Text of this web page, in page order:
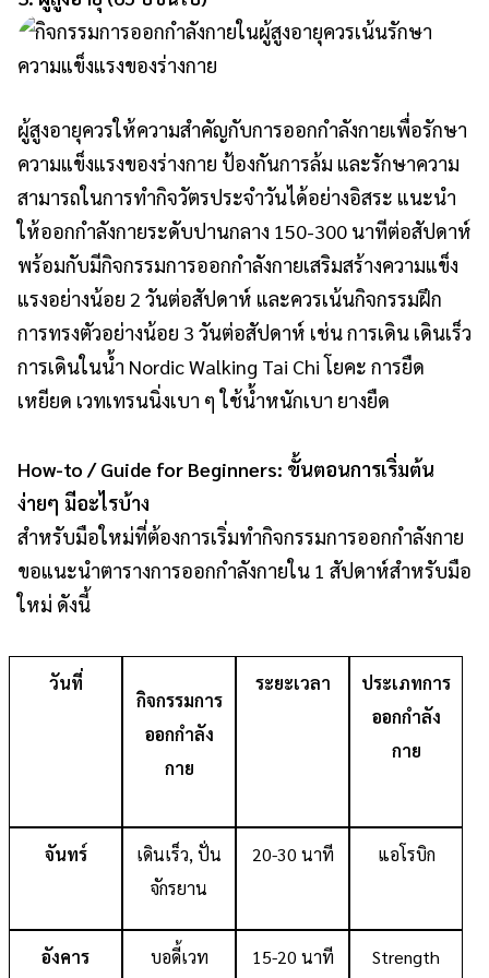
ผู้สูงอายุควรให้ความสำคัญกับการออกกำลังกายเพื่อรักษา
ความแข็งแรงของร่างกาย ป้องกันการล้ม และรักษาความ
สามารถในการทำกิจวัตรประจำวันได้อย่างอิสระ แนะนำ
ให้ออกกำลังกายระดับปานกลาง 150-300 นาทีต่อสัปดาห์
พร้อมกับมีกิจกรรมการออกกำลังกายเสริมสร้างความแข็ง
แรงอย่างน้อย 2 วันต่อสัปดาห์ และควรเน้นกิจกรรมฝึก
การทรงตัวอย่างน้อย 3 วันต่อสัปดาห์ เช่น การเดิน เดินเร็ว
การเดินในน้ำ Nordic Walking Tai Chi โยคะ การยืด
เหยียด เวทเทรนนิ่งเบา ๆ ใช้น้ำหนักเบา ยางยืด
How-to / Guide for Beginners: ขั้นตอนการเริ่มต้น
ง่ายๆ มีอะไรบ้าง
สำหรับมือใหม่ที่ต้องการเริ่มทำกิจกรรมการออกกำลังกาย
ขอแนะนำตารางการออกกำลังกายใน 1 สัปดาห์สำหรับมือ
ใหม่ ดังนี้
วันที่
กิจกรรมการ
ออกกำลัง
กาย
ระยะเวลา
ประเภทการ
ออกกำลัง
กาย
จันทร์
เดินเร็ว, ปั่น
จักรยาน
20-30 นาที แอโรบิก
อังคาร บอดี้เวท 15-20 นาที Strength